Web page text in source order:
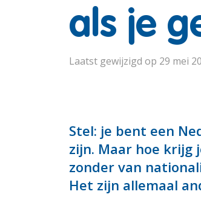
als je
Laatst gewijzigd op 29 mei
Stel: je bent een
zijn. Maar hoe krijg
zonder van
Het zijn allemaal